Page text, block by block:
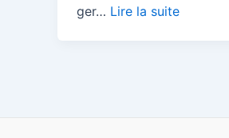
ger… Lire la suite